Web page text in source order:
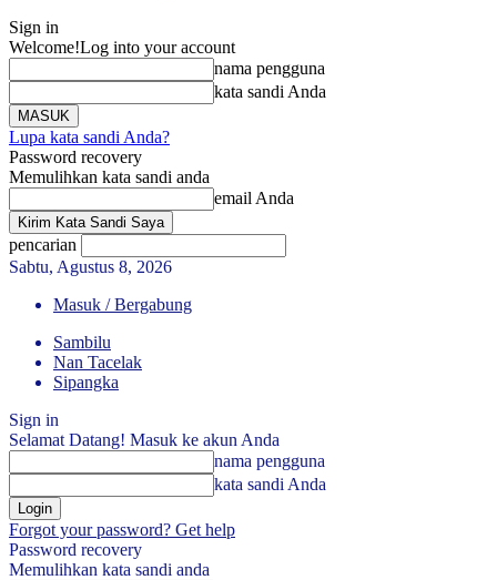
Sign in
Welcome!Log into your account
nama pengguna
kata sandi Anda
Lupa kata sandi Anda?
Password recovery
Memulihkan kata sandi anda
email Anda
pencarian
Sabtu, Agustus 8, 2026
Masuk / Bergabung
Sambilu
Nan Tacelak
Sipangka
Sign in
Selamat Datang! Masuk ke akun Anda
nama pengguna
kata sandi Anda
Forgot your password? Get help
Password recovery
Memulihkan kata sandi anda